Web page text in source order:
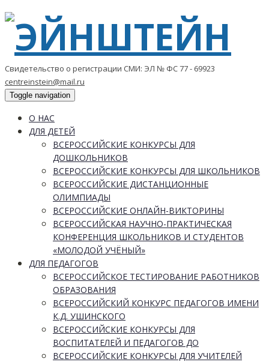
Свидетельство о регистрации СМИ: ЭЛ № ФС 77 - 69923
centreinstein@mail.ru
Toggle navigation
О НАС
ДЛЯ ДЕТЕЙ
ВСЕРОССИЙСКИЕ КОНКУРСЫ ДЛЯ
ДОШКОЛЬНИКОВ
ВСЕРОССИЙСКИЕ КОНКУРСЫ ДЛЯ ШКОЛЬНИКОВ
ВСЕРОССИЙСКИЕ ДИСТАНЦИОННЫЕ
ОЛИМПИАДЫ
ВСЕРОССИЙСКИЕ ОНЛАЙН-ВИКТОРИНЫ
ВСЕРОССИЙСКАЯ НАУЧНО-ПРАКТИЧЕСКАЯ
КОНФЕРЕНЦИЯ ШКОЛЬНИКОВ И СТУДЕНТОВ
«МОЛОДОЙ УЧЁНЫЙ»
ДЛЯ ПЕДАГОГОВ
ВСЕРОССИЙСКОЕ ТЕСТИРОВАНИЕ РАБОТНИКОВ
ОБРАЗОВАНИЯ
ВСЕРОССИЙСКИЙ КОНКУРС ПЕДАГОГОВ ИМЕНИ
К.Д. УШИНСКОГО
ВСЕРОССИЙСКИЕ КОНКУРСЫ ДЛЯ
ВОСПИТАТЕЛЕЙ И ПЕДАГОГОВ ДО
ВСЕРОССИЙСКИЕ КОНКУРСЫ ДЛЯ УЧИТЕЛЕЙ